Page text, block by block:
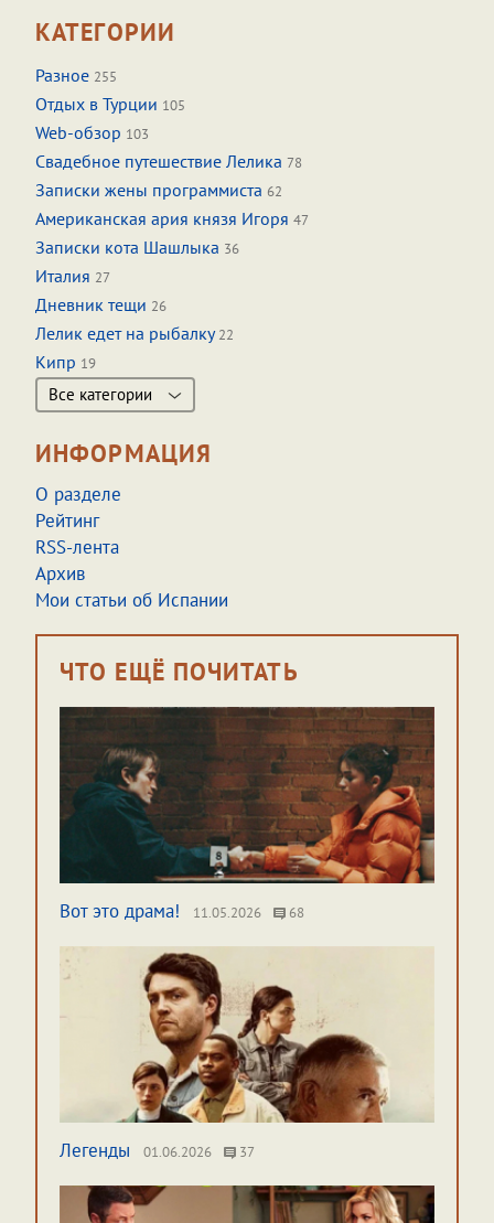
КАТЕГОРИИ
Разное 255
Отдых в Турции 105
Web-обзор 103
Свадебное путешествие Лелика 78
Записки жены программиста 62
Американская ария князя Игоря 47
Записки кота Шашлыка 36
Италия 27
Дневник тещи 26
Лелик едет на рыбалку22
Кипр 19
Все категории
ИНФОРМАЦИЯ
О разделе
Рейтинг
RSS-лента
Архив
Мои статьи об Испании
ЧТО ЕЩЁ ПОЧИТАТЬ
Вот это драма! 11.05.2026 68
Легенды 01.06.2026 37